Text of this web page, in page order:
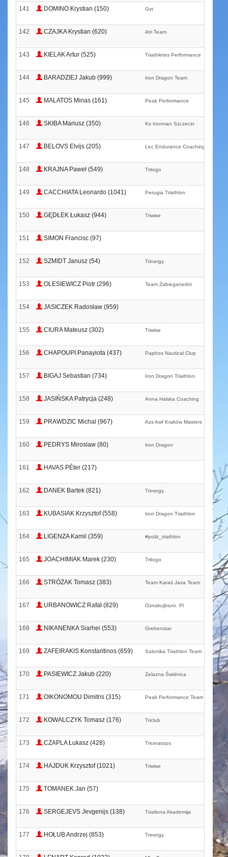
141 DOMINO Krystian (150) Gvt
142 CZAJKA Krystian (620) 4tri Team
143 KIELAK Artur (525) Triathletes Performance
144 BARADZIEJ Jakub (999) Iron Dragon Team
145 MALATOS Minas (161) Peak Performance
146 SKIBA Mariusz (350) Ks Ironman Szczecin
147 BELOVS Elvijs (205) Lec Endurance Coaching
148 KRAJNA Paweł (549) Tritogo
149 CACCHIATA Leonardo (1041) Perugia Triathlon
150 GĘDŁEK Łukasz (944) Triwise
151 SIMON Francisc (97)
152 SZMIDT Janusz (54) Trinergy
153 OLESIEWICZ Piotr (296) Team Zabieganedni
154 JASICZEK Radosław (959)
155 CIURA Mateusz (302) Triwise
156 CHAPOUPI Panayiota (437) Paphos Nautical Clup
157 BIGAJ Sebastian (734) Iron Dragon Triathlon
158 JASIŃSKA Patrycja (248) Anna Halska Coaching
159 PRAWDZIC Michal (967) Azs Awf Kraków Masters
160 PEDRYS Miroslaw (80) Iron Dragon
161 HAVAS PÉter (217)
162 DANEK Bartek (821) Trinergy
163 KUBASIAK Krzysztof (558) Iron Dragon Triathlon
164 LIGENZA Kamil (359) #poliż_triathlon
165 JOACHIMIAK Marek (230) Tritogo
166 STRÓŻAK Tomasz (383) Team Karaś Java Team
167 URBANOWICZ Rafał (829) Oznakujbiuro. Pl
168 NIKANENKA Siarhei (553) Grebenstar
169 ZAFEIRAKIS Konstantinos (659) Salonika Triathlon Team
170 PASIEWICZ Jakub (220) Żelazna Świdnica
171 OIKONOMOU Dimitris (315) Peak Performance Team
172 KOWALCZYK Tomasz (176) Triclub
173 CZAPLA Łukasz (428) Triceratops
174 HAJDUK Krzysztof (1021) Triwise
175 TOMANEK Jan (57)
176 SERGEJEVS Jevgenijs (138) Triatlona Akademija
177 HOŁUB Andrzej (853) Trinergy